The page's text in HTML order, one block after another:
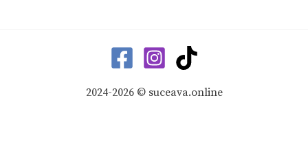
2024-2026 © suceava.online